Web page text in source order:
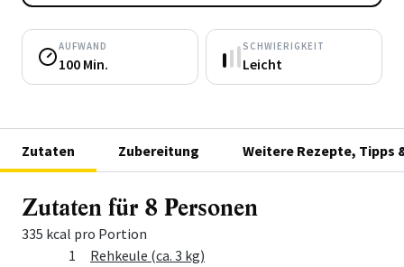
AUFWAND
100 Min.
SCHWIERIGKEIT
Leicht
Zutaten Zubereitung Weitere Rezepte, Tipps
Zutaten für 8 Personen
335 kcal pro Portion
Zutat
1
Rehkeule (ca. 3 kg)